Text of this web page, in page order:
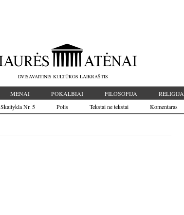
DVISAVAITINIS KULTŪROS LAIKRAŠTIS
MENAI POKALBIAI FILOSOFIJA RELIGIJA
Skaitykla Nr. 5 Polis Tekstai ne tekstai Komentaras